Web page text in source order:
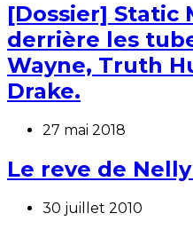
[Dossier] Static
derrière les
Wayne, Truth
Drake.
27 mai 2018
Le reve de Nelly
30 juillet 2010